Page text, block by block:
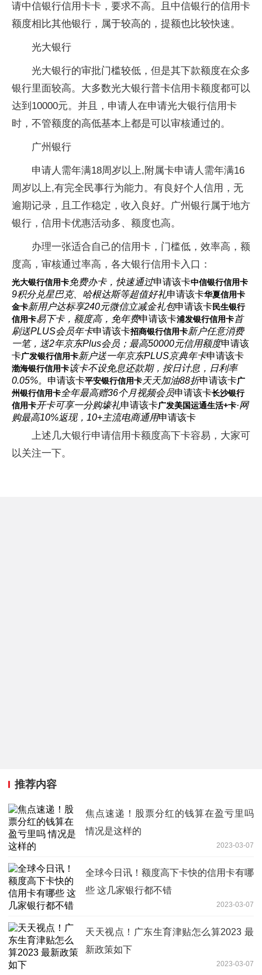
请中信银行信用卡卡，要求不高。且中信银行的信用卡
额度相比其他银行，属于较高的，提额也比较快速。
光大银行
光大银行的审批门槛较低，但是其下款额度在众多
银行里面较高。大多数光大银行普卡信用卡额度都可以
达到10000元。并且，申请人在申请光大银行信用卡
时，不管额度的高低基本上都是可以审核通过的。
广州银行
申请人需年满18周岁以上,附属卡申请人需年满16
周岁以上,有完全民事行为能力。有良好个人信用，无
逾期记录，且工作稳定，收入良好。广州银行属于地方
银行，信用卡优惠活动多、额度也高。
办理一张适合自己的信用卡，门槛低，效率高，额
度高，审核通过率高，各大银行信用卡入口：
光大银行信用卡免费办卡，快速通过申请该卡中信银行信用卡
9积分兑星巴克、哈根达斯等超值好礼申请该卡华夏信用卡
金卡新用户达标享240元微信立减金礼包申请该卡民生银行
信用卡易下卡，额度高，免年费申请该卡浦发银行信用卡首
刷送PLUS会员年卡申请该卡招商银行信用卡新户任意消费
一笔，送2年京东Plus会员；最高50000元信用额度申请该
卡广发银行信用卡新户送一年京东PLUS京典年卡申请该卡
渤海银行信用卡该卡不设免息还款期，按日计息，日利率
0.05%。 申请该卡平安银行信用卡天天加油88折申请该卡广
州银行信用卡全年最高赠36个月视频会员申请该卡长沙银行
信用卡开卡可享一分购壕礼申请该卡广发美国运通生活+卡·网
购最高10%返现，10+主流电商通用申请该卡
上述几大银行申请信用卡额度高下卡容易，大家可
以关注一下。
推荐内容
焦点速递！股票分红的钱算在盈亏里吗
情况是这样的
2023-03-07
全球今日讯！额度高下卡快的信用卡有哪
些 这几家银行都不错
2023-03-07
天天视点！广东生育津贴怎么算2023 最
新政策如下
2023-03-07